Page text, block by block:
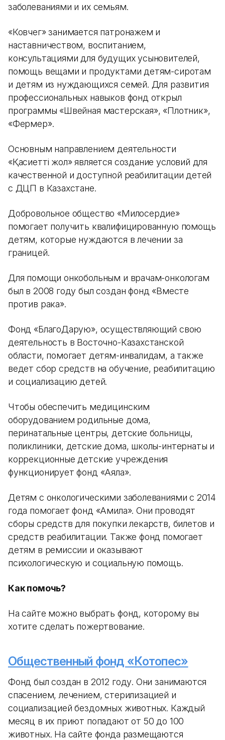
заболеваниями и их семьям.
«Ковчег» занимается патронажем и
наставничеством, воспитанием,
консультациями для будущих усыновителей,
помощь вещами и продуктами детям-сиротам
и детям из нуждающихся семей. Для развития
профессиональных навыков фонд открыл
программы «Швейная мастерская», «Плотник»,
«Фермер».
Основным направлением деятельности
«Қасиетті жол» является создание условий для
качественной и доступной реабилитации детей
с ДЦП в Казахстане.
Добровольное общество «Милосердие»
помогает получить квалифицированную помощь
детям, которые нуждаются в лечении за
границей.
Для помощи онкобольным и врачам-онкологам
был в 2008 году был создан фонд «Вместе
против рака».
Фонд «БлагоДарую», осуществляющий свою
деятельность в Восточно-Казахстанской
области, помогает детям-инвалидам, а также
ведет сбор средств на обучение, реабилитацию
и социализацию детей.
Чтобы обеспечить медицинским
оборудованием родильные дома,
перинатальные центры, детские больницы,
поликлиники, детские дома, школы-интернаты и
коррекционные детские учреждения
функционирует фонд «Аяла».
Детям с онкологическими заболеваниями с 2014
года помогает фонд «Амила». Они проводят
сборы средств для покупки лекарств, билетов и
средств реабилитации. Также фонд помогает
детям в ремиссии и оказывают
психологическую и социальную помощь.
Как помочь?
На сайте можно выбрать фонд, которому вы
хотите сделать пожертвование.
Общественный фонд «Котопес»
Фонд был создан в 2012 году. Они занимаются
спасением, лечением, стерилизацией и
социализацией бездомных животных. Каждый
месяц в их приют попадают от 50 до 100
животных. На сайте фонда размещаются